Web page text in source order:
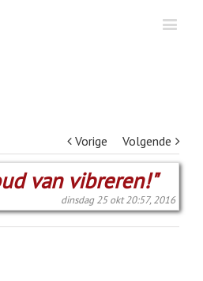
Vorige Volgende
van vibreren!"
dinsdag 25 okt 20:57, 2016